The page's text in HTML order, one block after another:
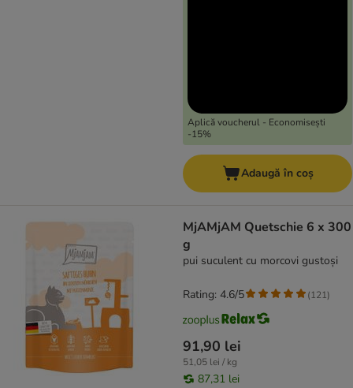
Aplică voucherul - Economisești
-15%
Adaugă în coș
MjAMjAM Quetschie 6 x 300
g
pui suculent cu morcovi gustoși
91,90 lei
51,05 lei / kg
87,31 lei
Rating: 4.6/5 (121)